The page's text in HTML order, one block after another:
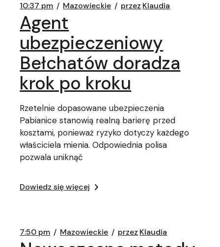
10:37 pm Mazowieckie przez Klaudia
Agent
ubezpieczeniowy
Bełchatów doradza
krok po kroku
Rzetelnie dopasowane ubezpieczenia
Pabianice stanowią realną barierę przed
kosztami, ponieważ ryzyko dotyczy każdego
właściciela mienia. Odpowiednia polisa
pozwala uniknąć
Dowiedz się więcej
7:50 pm Mazowieckie przez Klaudia